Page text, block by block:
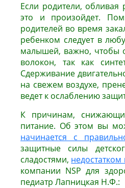
Если родители, обливая
это и произойдет.
родителей во время
ребенком следует в
малышей, важно, чтобы
волокон, так как
Сдерживание
на свежем воздухе,
ведет к ослаблению
К причинам,
питание. Об этом вы
начинается с
защитные силы
сладостями,
компании NSP для
педиатр Лапницкая Н.Ф.: